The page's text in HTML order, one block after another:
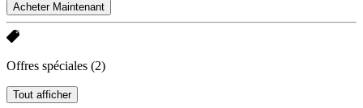
Acheter Maintenant
Offres spéciales (2)
Tout afficher